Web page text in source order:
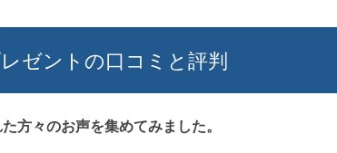
ゼントの口コミと評判
方々のお声を集めてみました。